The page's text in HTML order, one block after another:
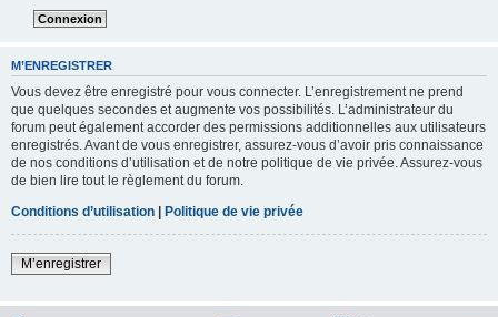
M’ENREGISTRER
Vous devez être enregistré pour vous connecter. L’enregistrement ne prend
que quelques secondes et augmente vos possibilités. L’administrateur du
forum peut également accorder des permissions additionnelles aux utilisateurs
enregistrés. Avant de vous enregistrer, assurez-vous d’avoir pris connaissance
de nos conditions d’utilisation et de notre politique de vie privée. Assurez-vous
de bien lire tout le règlement du forum.
Conditions d’utilisation | Politique de vie privée
M’enregistrer